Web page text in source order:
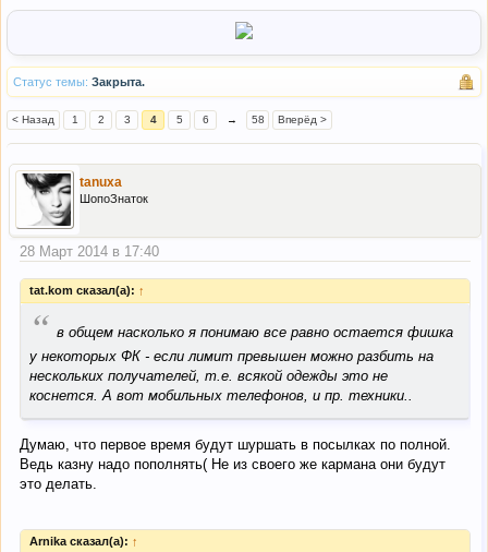
Статус темы: Закрыта.
< Назад 1 2 3 4 5 6 → 58 Вперёд >
tanuxa
ШопоЗнаток
28 Март 2014 в 17:40
tat.kom сказал(а): ↑
“ в общем насколько я понимаю все равно остается фишка
у некоторых ФК - если лимит превышен можно разбить на
нескольких получателей, т.е. всякой одежды это не
коснется. А вот мобильных телефонов, и пр. техники..
Думаю, что первое время будут шуршать в посылках по полной.
Ведь казну надо пополнять( Не из своего же кармана они будут
это делать.
Arnika сказал(а): ↑